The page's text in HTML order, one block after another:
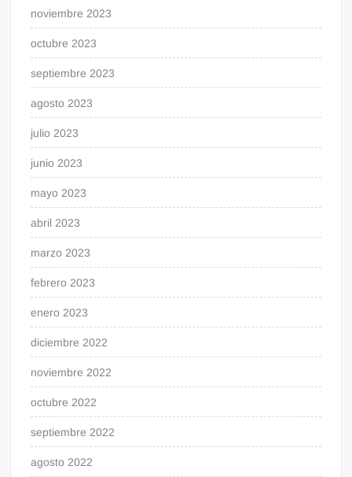
noviembre 2023
octubre 2023
septiembre 2023
agosto 2023
julio 2023
junio 2023
mayo 2023
abril 2023
marzo 2023
febrero 2023
enero 2023
diciembre 2022
noviembre 2022
octubre 2022
septiembre 2022
agosto 2022